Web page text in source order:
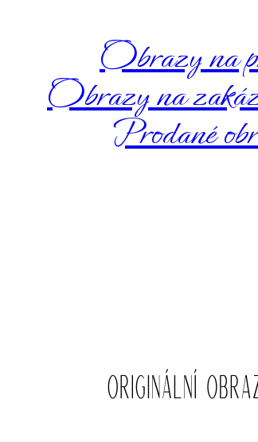
Obrazy na
Obrazy na
Prodané